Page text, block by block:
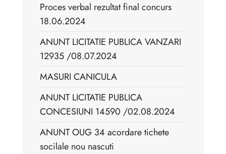
Proces verbal rezultat final concurs
18.06.2024
ANUNT LICITATIE PUBLICA VANZARI
12935 /08.07.2024
MASURI CANICULA
ANUNT LICITATIE PUBLICA
CONCESIUNI 14590 /02.08.2024
ANUNT OUG 34 acordare tichete
socilale nou nascuti